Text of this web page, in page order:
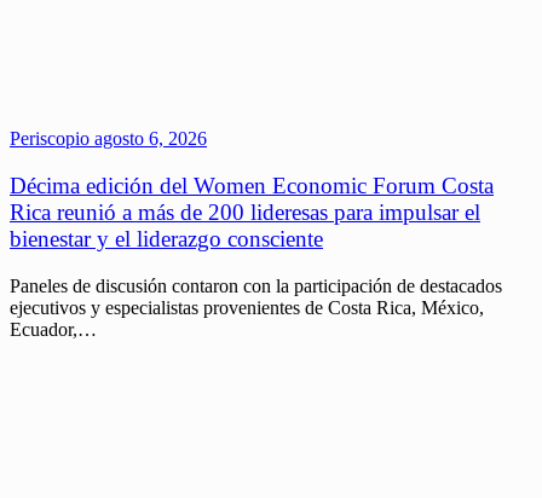
Periscopio agosto 6, 2026
Décima edición del Women Economic Forum Costa
Rica reunió a más de 200 lideresas para impulsar el
bienestar y el liderazgo consciente
Paneles de discusión contaron con la participación de destacados
ejecutivos y especialistas provenientes de Costa Rica, México,
Ecuador,…